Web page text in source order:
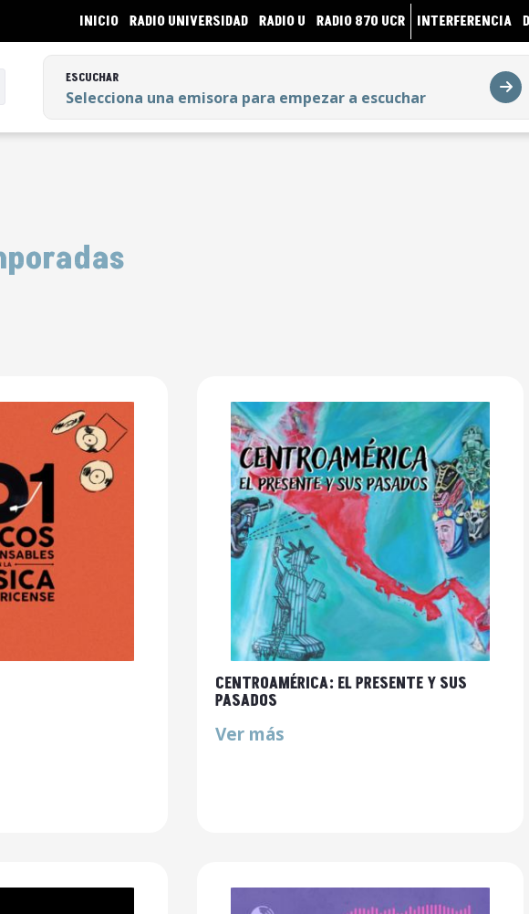
INICIO RADIO UNIVERSIDAD RADIO U RADIO 870 UCR INTERFERENCIA
ESCUCHAR
Selecciona una emisora para empezar a escuchar
Selecciona una emisora para empezar a escuchar
CENTROAMÉRICA: EL PRESENTE Y SUS
PASADOS
Ver más